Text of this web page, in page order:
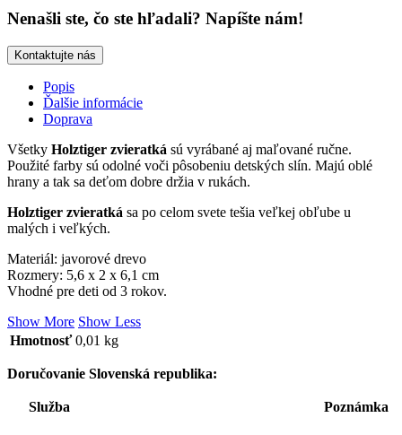
Nenašli ste, čo ste hľadali? Napíšte nám!
Kontaktujte nás
Popis
Ďalšie informácie
Doprava
Všetky Holztiger zvieratká sú vyrábané aj maľované ručne.
Použité farby sú odolné voči pôsobeniu detských slín. Majú oblé
hrany a tak sa deťom dobre držia v rukách.
Holztiger zvieratká sa po celom svete tešia veľkej obľube u
malých i veľkých.
Materiál: javorové drevo
Rozmery: 5,6 x 2 x 6,1 cm
Vhodné pre deti od 3 rokov.
Show More Show Less
Hmotnosť 0,01 kg
Doručovanie Slovenská republika:
Služba Poznámka